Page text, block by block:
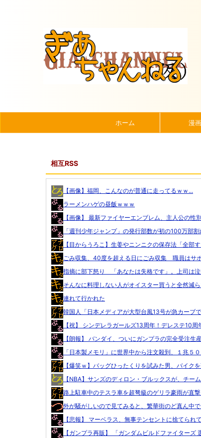
ホーム 漫画
相互RSS
【画像】福岡、こんなのが普通に走ってるｗｗ...
ラーメンハゲの昼飯ｗｗｗ
【画像】 最新ファイヤーエンブレム、主人公の性
「週刊少年ジャンプ」の発行部数が初の100万部割
【目からうろこ】生姜やニンニクの保存法「全部
ごみ収集、40度を超える日にごみ収集 職員はサ
指摘に部下怒り 「あなたは失格です」。上司は
そんなに料理しない人がオイスター買うと全然減
連れて行かれた
韓国人「日本メディアが大型台風13号が急カーブ
【祝】 シンデレラガールズ13周年！デレステ10周
【朗報】 バンダイ、ついにガンプラの完全受注生
「日本製メモリ」に世界中から注文殺到、１兆５
【爆笑ｗ】バッグひったくりを試みた男、バイク
【NBA】サンズのディロン・ブルックスが、チー
路上駐車中のテスラ車を超弩級のゲリラ豪雨が直
外が騒がしいので見てみると、繁華街のど真ん中
【悲報】 マーベラス、無事テンセントに捨てられ
【ガンプラ再販】 「ガンダムビルドファイターズ